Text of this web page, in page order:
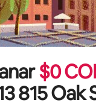
$0
815 Oak